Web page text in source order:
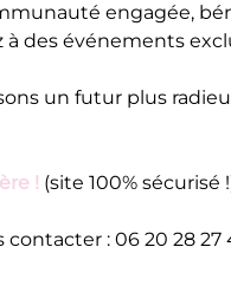
engagée,
des événements
un futur plus
! (site 100% sécurisé
contacter : 06 20 28 27